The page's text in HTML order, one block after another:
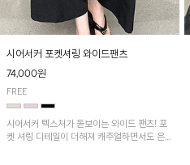
시어서커 포켓셔링 와이드팬츠
74,000원
FREE
시어서커 텍스처가 돋보이는 와이드 팬츠! 포
켓 셔링 디테일이 더해져 캐주얼하면서도 은은